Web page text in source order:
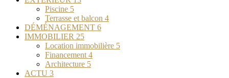
Piscine 5
Terrasse et balcon 4
DÉMÉNAGEMENT 6
IMMOBILIER 25
Location immobilière 5
Financement 4
Architecture 5
ACTU 3